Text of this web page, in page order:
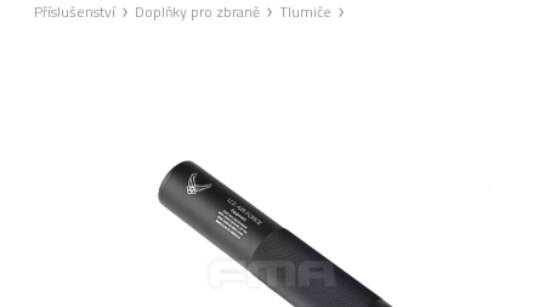
Příslušenství Doplňky pro zbraně Tlumiče